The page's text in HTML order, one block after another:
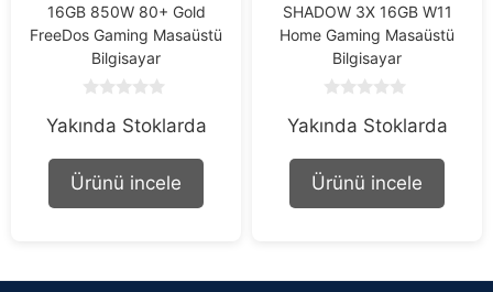
16GB 850W 80+ Gold
FreeDos Gaming Masaüstü
Bilgisayar
o
t
f
Yakında Stoklarda
Ürünü incele
SHADOW 3X 16GB W11
Home Gaming Masaüstü
Bilgisayar
o
t
f
Yakında Stoklarda
Ürünü incele